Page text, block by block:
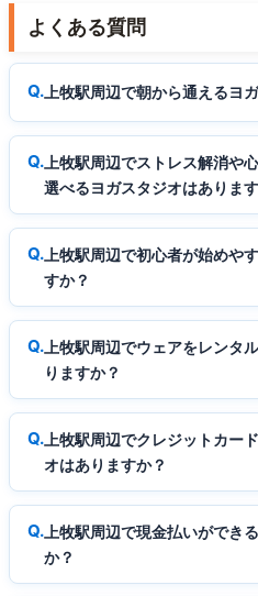
よくある質問
上牧駅周辺で朝から通えるヨ
上牧駅周辺でストレス解消や
選べるヨガスタジオはありま
上牧駅周辺で初心者が始めや
すか？
上牧駅周辺でウェアをレンタ
りますか？
上牧駅周辺でクレジットカー
オはありますか？
上牧駅周辺で現金払いができ
か？